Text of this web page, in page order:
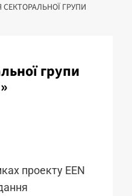
СЕКТОРАЛЬНОЇ ГРУПИ
групи
проекту EEN